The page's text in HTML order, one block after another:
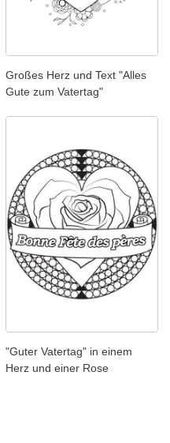
Großes Herz und Text "Alles
Gute zum Vatertag"
"Guter Vatertag" in einem
Herz und einer Rose